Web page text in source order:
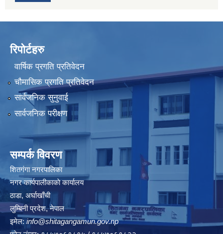
रिपोर्टहरु
वार्षिक प्रगति प्रतिवेदन
चौमासिक प्रगति प्रतिवेदन
सार्वजनिक सुनुवाई
सार्वजनिक परीक्षण
सम्पर्क विवरण
शितगंगा नगरपालिका
नगर कार्यपालीकाकाे कार्यालय
ठाडा, अर्घाखाँची
लुम्बिनी प्रदेश, नेपाल
इमेल: info@shitagangamun.gov.np